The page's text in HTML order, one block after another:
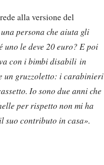
alla versione del
persona che aiuta gli
uno le deve 20 euro? E poi
con i bimbi disabili in
un gruzzoletto: i carabinieri
Io sono due anni che
per rispetto non mi ha
suo contributo in casa».